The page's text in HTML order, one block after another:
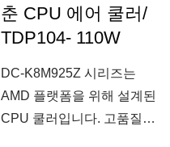
춘 CPU 에어 쿨러/
TDP104- 110W
DC-K8M925Z 시리즈는
AMD 플랫폼을 위해 설계된
CPU 쿨러입니다. 고품질